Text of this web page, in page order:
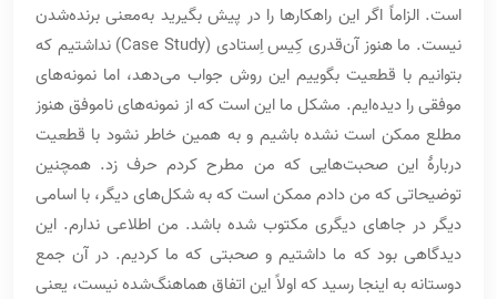
است. الزاماً اگر این راهکارها را در پیش بگیرید به‌معنی برنده‌شدن
نیست. ما هنوز آن‌قدری کِیس اِستادی (Case Study) نداشتیم که
بتوانیم با قطعیت بگوییم این روش جواب می‌دهد، اما نمونه‌های
موفقی را دیده‌ایم. مشکل ما این است که از نمونه‌های ناموفق هنوز
مطلع ممکن است نشده باشیم و به همین خاطر نشود با قطعیت
دربارۀ این صحبت‌هایی که من مطرح کردم حرف زد. همچنین
توضیحاتی که من دادم ممکن است که به شکل‌های دیگر، با اسامی
دیگر در جاهای دیگری مکتوب شده باشد. من اطلاعی ندارم. این
دیدگاهی بود که ما داشتیم و صحبتی که ما کردیم. در آن جمع
دوستانه به اینجا رسید که اولاً این اتفاق هماهنگ‌شده نیست، یعنی